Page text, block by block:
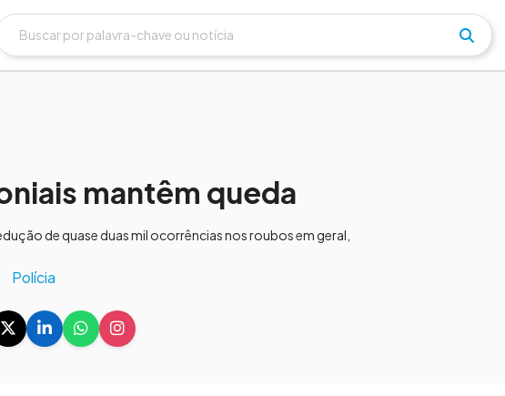
mantêm queda
de quase duas mil ocorrências nos roubos em geral,
Polícia